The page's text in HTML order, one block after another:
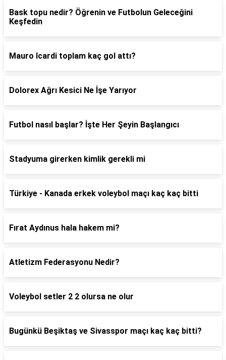
Bask topu nedir? Öğrenin ve Futbolun Geleceğini
Keşfedin
Mauro Icardi toplam kaç gol attı?
Dolorex Ağrı Kesici Ne İşe Yarıyor
Futbol nasıl başlar? İşte Her Şeyin Başlangıcı
Stadyuma girerken kimlik gerekli mi
Türkiye - Kanada erkek voleybol maçı kaç kaç bitti
Fırat Aydınus hala hakem mi?
Atletizm Federasyonu Nedir?
Voleybol setler 2 2 olursa ne olur
Bugünkü Beşiktaş ve Sivasspor maçı kaç kaç bitti?